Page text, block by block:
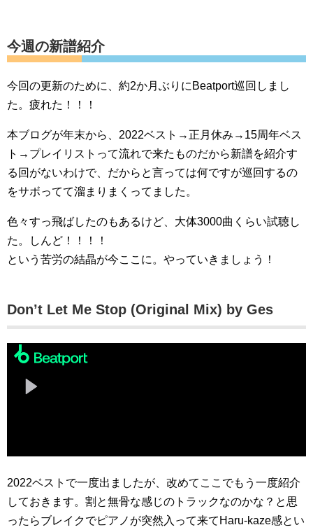
今週の新譜紹介
今回の更新のために、約2か月ぶりにBeatport巡回しまし
た。疲れた！！！
本ブログが年末から、2022ベスト→正月休み→15周年ベス
ト→プレイリストって流れで来たものだから新譜を紹介す
る回がないわけで、だからと言っては何ですが巡回するの
をサボってて溜まりまくってました。
色々すっ飛ばしたのもあるけど、大体3000曲くらい試聴し
た。しんど！！！！
という苦労の結晶が今ここに。やっていきましょう！
Don’t Let Me Stop (Original Mix) by Ges
2022ベストで一度出ましたが、改めてここでもう一度紹介
しておきます。割と無骨な感じのトラックなのかな？と思
ったらブレイクでピアノが突然入って来てHaru-kaze感とい